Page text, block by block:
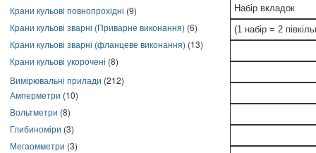
Крани кульові повнопрохідні (9)
Крани кульові зварні (Приварне виконання) (6)
Крани кульові зварні (фланцеве виконання) (13)
Крани кульові укорочені (8)
Вимірювальні прилади (212)
Амперметри (10)
Вольтметри (8)
Глибиноміри (3)
Мегаомметри (3)
Набір вкладок
(1 набір = 2